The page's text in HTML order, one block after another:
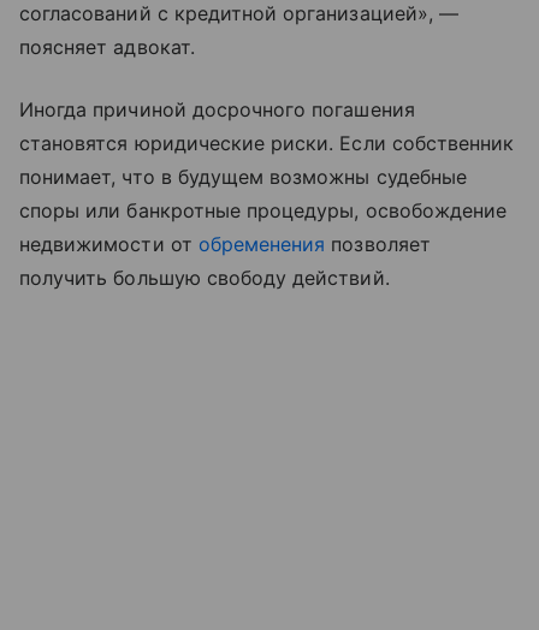
согласований с кредитной организацией», —
поясняет адвокат.
Иногда причиной досрочного погашения
становятся юридические риски. Если собственник
понимает, что в будущем возможны судебные
споры или банкротные процедуры, освобождение
недвижимости от обременения позволяет
получить большую свободу действий.